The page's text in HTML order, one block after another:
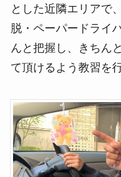
とした近隣エリアで
脱・ペーパードライ
んと把握し、きちん
て頂けるよう教習を